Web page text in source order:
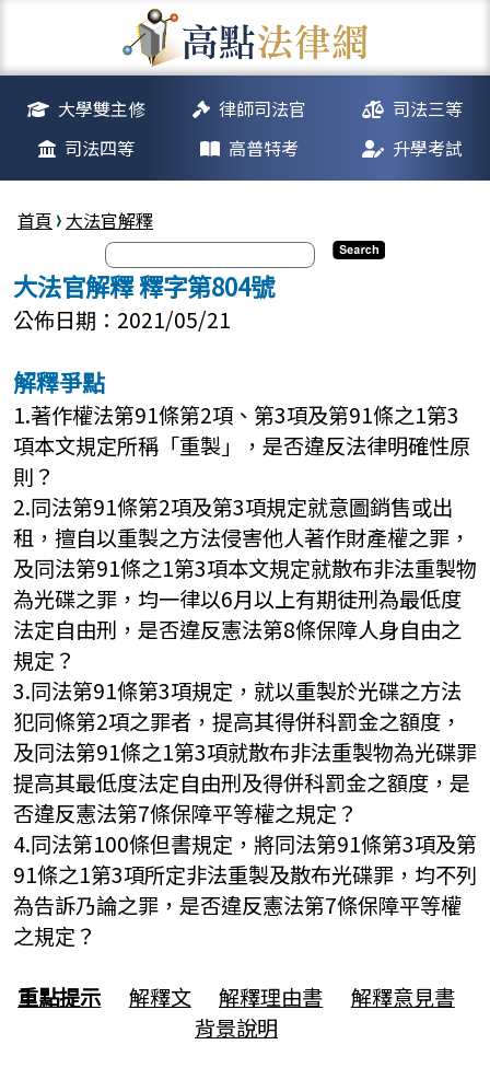
大學雙主修 律師司法官
司法三等
司法四等
高普特考 升學考試
首頁 大法官解釋
大法官解釋 釋字第804號
公佈日期：2021/05/21
解釋爭點
1.著作權法第91條第2項、第3項及第91條之1第3
項本文規定所稱「重製」，是否違反法律明確性原
則？
2.同法第91條第2項及第3項規定就意圖銷售或出
租，擅自以重製之方法侵害他人著作財產權之罪，
及同法第91條之1第3項本文規定就散布非法重製物
為光碟之罪，均一律以6月以上有期徒刑為最低度
法定自由刑，是否違反憲法第8條保障人身自由之
規定？
3.同法第91條第3項規定，就以重製於光碟之方法
犯同條第2項之罪者，提高其得併科罰金之額度，
及同法第91條之1第3項就散布非法重製物為光碟罪
提高其最低度法定自由刑及得併科罰金之額度，是
否違反憲法第7條保障平等權之規定？
4.同法第100條但書規定，將同法第91條第3項及第
91條之1第3項所定非法重製及散布光碟罪，均不列
為告訴乃論之罪，是否違反憲法第7條保障平等權
之規定？
重點提示
解釋文 解釋理由書
解釋意見書
背景說明